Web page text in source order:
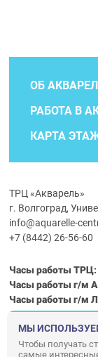
ОБ
РАБОТА В
КАРТА
ТРЦ «Акварель»
г. Волгоград,
info@aquarelle-
+7 (8442) 26-56-60
Часы работы ТРЦ:
Часы работы г/м
Часы работыг/м
Правила
МЫ
Чтобы получать
самые